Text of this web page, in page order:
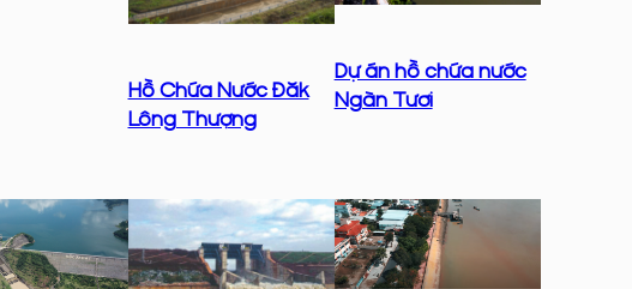
Hồ Chứa Nước Đăk
Lông Thượng
Dự án hồ chứa nước
Ngàn Tươi